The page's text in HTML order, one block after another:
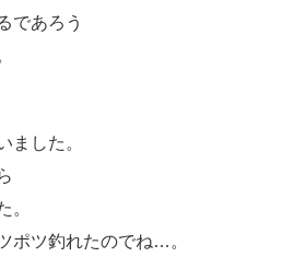
であろう
ました。
。
ポツ釣れたのでね…。